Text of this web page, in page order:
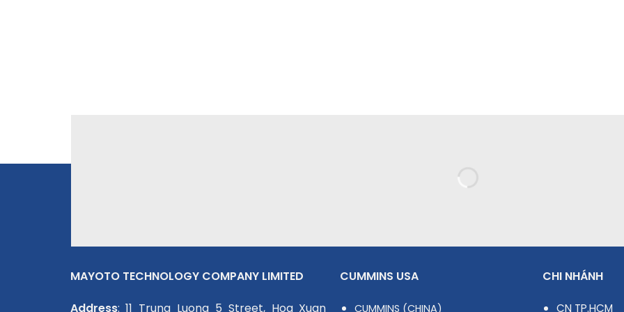
MAYOTO TECHNOLOGY COMPANY LIMITED
Address: 11 Trung Luong 5 Street, Hoa Xuan
CUMMINS USA
CUMMINS (CHINA)
CHI NHÁNH
CN TP.HCM